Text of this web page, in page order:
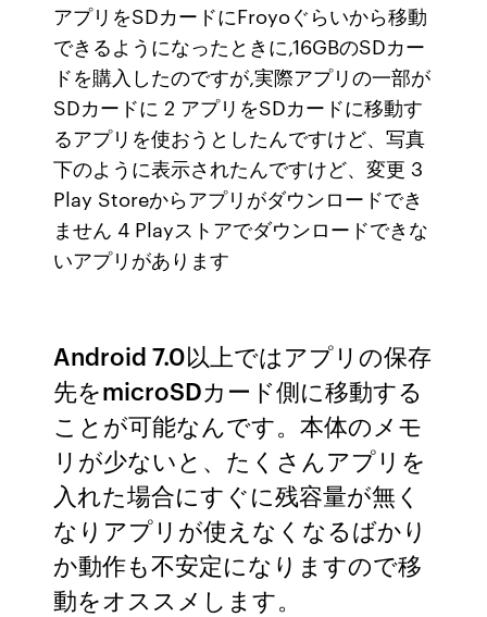
アプリをSDカードにFroyoぐらいから移動
できるようになったときに,16GBのSDカー
ドを購入したのですが,実際アプリの一部が
SDカードに 2 アプリをSDカードに移動す
るアプリを使おうとしたんですけど、写真
下のように表示されたんですけど、変更 3
Play Storeからアプリがダウンロードでき
ません 4 Playストアでダウンロードできな
いアプリがあります
Android 7.0以上ではアプリの保存
先をmicroSDカード側に移動する
ことが可能なんです。本体のメモ
リが少ないと、たくさんアプリを
入れた場合にすぐに残容量が無く
なりアプリが使えなくなるばかり
か動作も不安定になりますので移
動をオススメします。